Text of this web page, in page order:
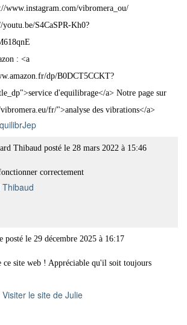
www.instagram.com/vibromera_ou/
S4CaSPR-Kh0?
: <a
dp/B0DCT5CCKT?
d'equilibrage</a> Notre page sur
fr/">analyse des vibrations</a>
Thibaud posté le 28 mars 2022 à 15:46
correctement
posté le 29 décembre 2025 à 16:17
ce site web ! Appréciable qu'il soit toujours
Visiter le site de Julie